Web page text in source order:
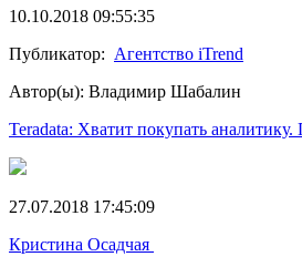
10.10.2018 09:55:35
Публикатор: Агентство iTrend
Автор(ы): Владимир Шабалин
Teradata: Хватит покупать
27.07.2018 17:45:09
Кристина Осадчая